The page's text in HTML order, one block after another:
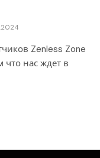
Zenless Zone
что нас ждет в